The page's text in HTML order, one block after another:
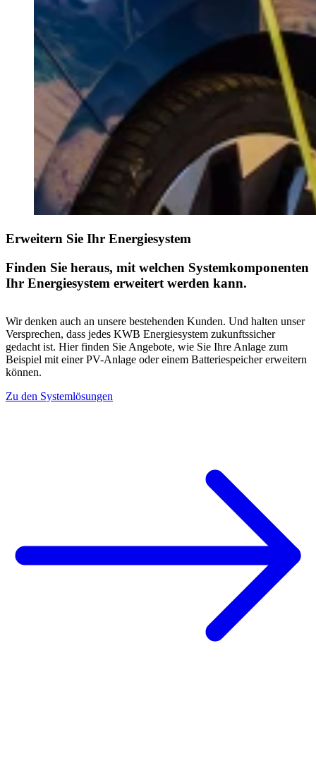
Erweitern Sie Ihr Energiesystem
Finden Sie heraus, mit welchen Systemkomponenten
Ihr Energiesystem erweitert werden kann.
Wir denken auch an unsere bestehenden Kunden. Und halten unser
Versprechen, dass jedes KWB Energiesystem zukunftssicher
gedacht ist. Hier finden Sie Angebote, wie Sie Ihre Anlage zum
Beispiel mit einer PV-Anlage oder einem Batteriespeicher erweitern
können.
Zu den Systemlösungen